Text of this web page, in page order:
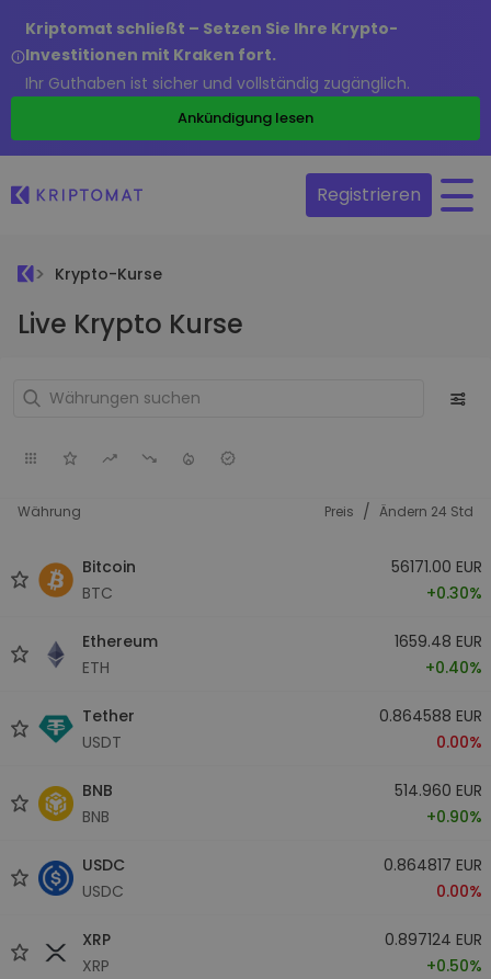
Kriptomat schließt – Setzen Sie Ihre Krypto-
Investitionen mit Kraken fort.
Ihr Guthaben ist sicher und vollständig zugänglich.
Ankündigung lesen
Registrieren
Krypto-Kurse
Live Krypto Kurse
Währung Preis / Ändern 24 Std
Bitcoin
BTC
56171.00 EUR
+0.30%
Ethereum
ETH
1659.48 EUR
+0.40%
Tether
USDT
0.864588 EUR
0.00%
BNB
BNB
514.960 EUR
+0.90%
USDC
USDC
0.864817 EUR
0.00%
XRP
XRP
0.897124 EUR
+0.50%